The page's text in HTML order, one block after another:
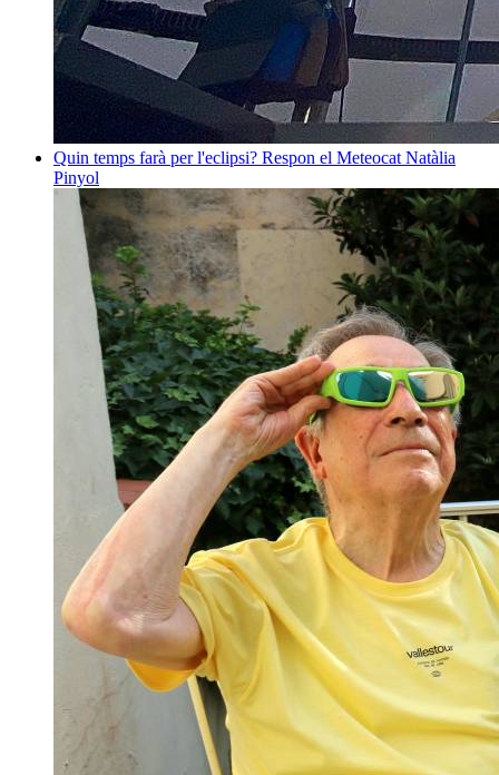
Quin temps farà per l'eclipsi? Respon el Meteocat Natàlia
Pinyol